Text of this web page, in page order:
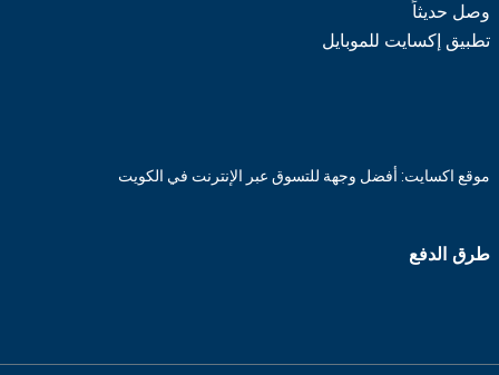
وصل حديثاً
تطبيق إكسايت للموبايل
موقع اكسايت: أفضل وجهة للتسوق عبر الإنترنت في الكويت
طرق الدفع